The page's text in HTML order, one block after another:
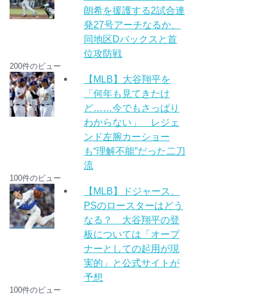
朗希を援護する2試合連
発27号アーチなるか、
同地区Dバックスと首
位攻防戦
200件のビュー
【MLB】大谷翔平を
「何年も見てきたけ
ど……今でもさっぱり
わからない」 レジェ
ンド左腕カーショー
も“理解不能”だった二刀
流
100件のビュー
【MLB】ドジャース、
PSのロースターはどう
なる？ 大谷翔平の登
板については「オープ
ナーとしての起用が現
実的」と公式サイトが
予想
100件のビュー